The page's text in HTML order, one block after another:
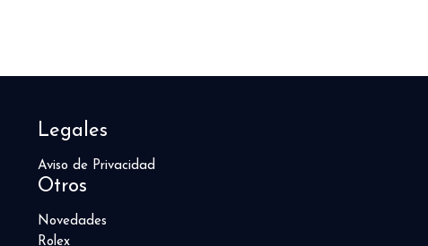
Legales
Aviso de Privacidad
Otros
Novedades
Rolex